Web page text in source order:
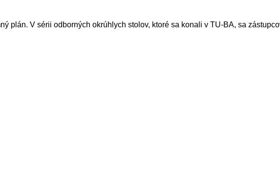
plán. V sérii odborných okrúhlych stolov, ktoré sa konali v TU-BA, sa